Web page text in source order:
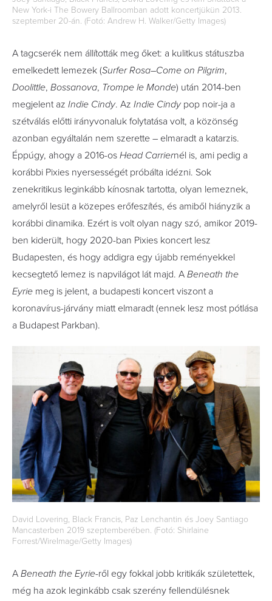
New York-i The Bowery Ballroomban adott koncertjükün 2013.
szeptember 20-án. (Fotó: Andrew H. Walker/Getty Images)
A tagcserék nem állították meg őket: a kulitkus státuszba
emelkedett lemezek (Surfer Rosa–Come on Pilgrim,
Doolittle, Bossanova, Trompe le Monde) után 2014-ben
megjelent az Indie Cindy. Az Indie Cindypop noir-ja a
szétválás előtti irányvonaluk folytatása volt, a közönség
azonban egyáltalán nem szerette – elmaradt a katarzis.
Éppúgy, ahogy a 2016-os Head Carriernél is, ami pedig a
korábbi Pixies nyersességét próbálta idézni. Sok
zenekritikus leginkább kínosnak tartotta, olyan lemeznek,
amelyről lesüt a közepes erőfeszítés, és amiből hiányzik a
korábbi dinamika. Ezért is volt olyan nagy szó, amikor 2019-
ben kiderült, hogy 2020-ban Pixies koncert lesz
Budapesten, és hogy addigra egy újabb reményekkel
kecsegtető lemez is napvilágot lát majd. A Beneath the
Eyrie meg is jelent, a budapesti koncert viszont a
koronavírus-járvány miatt elmaradt (ennek lesz most pótlása
a Budapest Parkban).
David Lovering, Black Francis, Paz Lenchantin és Joey Santiago
Mancasterben 2019 szeptemberében. (Fotó: Shirlaine
Forrest/WireImage/Getty Images)
A Beneath the Eyrie-ről egy fokkal jobb kritikák születettek,
még ha azok leginkább csak szerény fellendülésnek